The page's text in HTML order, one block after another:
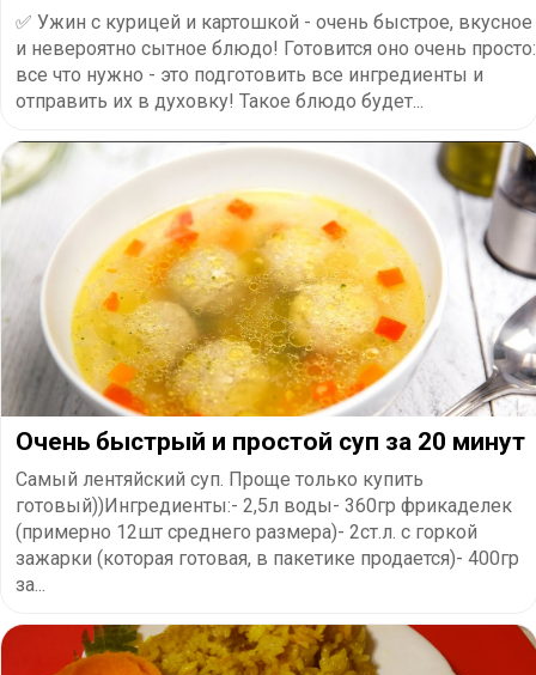
✅ Ужин с курицей и картошкой - очень быстрое, вкусное
и невероятно сытное блюдо! Готовится оно очень просто:
все что нужно - это подготовить все ингредиенты и
отправить их в духовку! Такое блюдо будет...
Очень быстрый и простой суп за 20 минут
Самый лентяйский суп. Проще только купить
готовый))Ингредиенты:- 2,5л воды- 360гр фрикаделек
(примерно 12шт среднего размера)- 2ст.л. с горкой
зажарки (которая готовая, в пакетике продается)- 400гр
за...